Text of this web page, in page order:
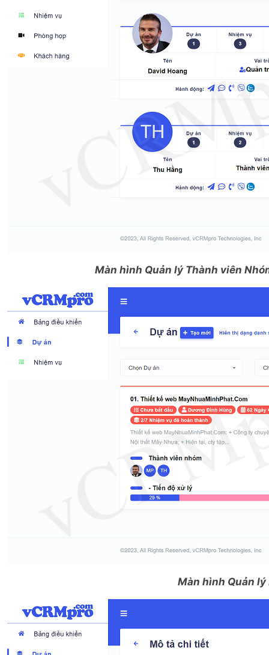
Màn hình Quản lý Thành viên
Màn hình Quản lý